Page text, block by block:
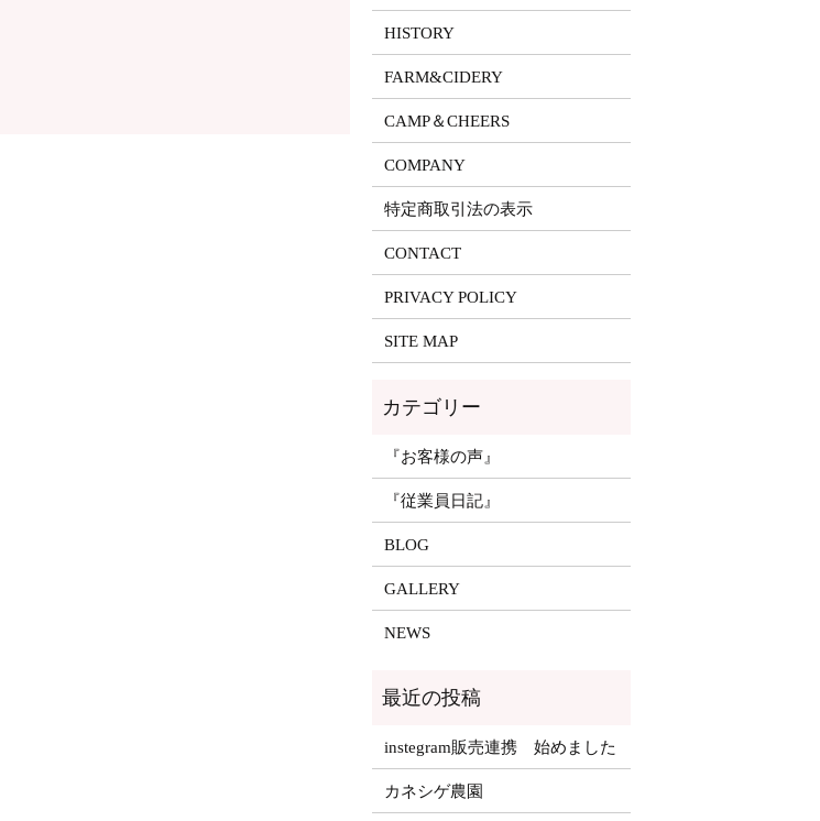
HISTORY
FARM&CIDERY
CAMP＆CHEERS
COMPANY
特定商取引法の表示
CONTACT
PRIVACY POLICY
SITE MAP
『お客様の声』
『従業員日記』
BLOG
GALLERY
NEWS
instegram販売連携 始めました
カネシゲ農園